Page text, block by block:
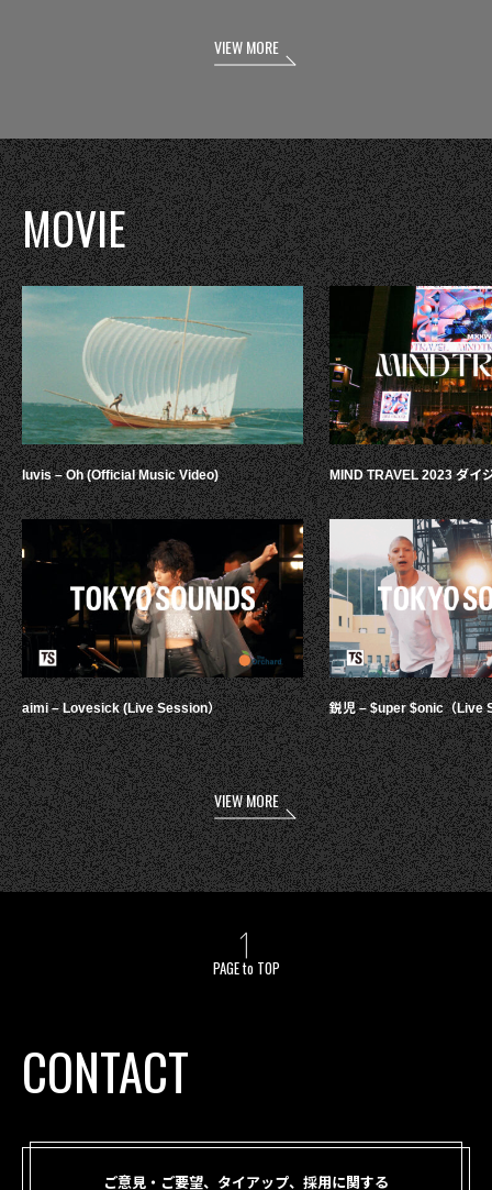
VIEW MORE
MOVIE
luvis – Oh (Official Music Video)
aimi – Lovesick (Live Session）
MIND TRAVEL 2023 ダイ
鋭児 – $uper $onic（Live
VIEW MORE
PAGE to TOP
CONTACT
ご意見・ご要望、タイアップ、採用に関する